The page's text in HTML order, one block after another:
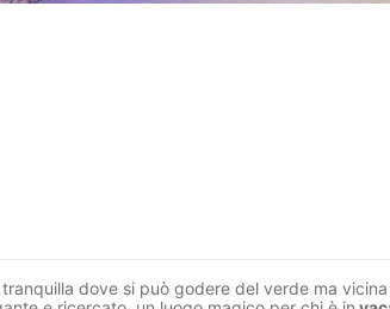
dove si può godere del verde ma